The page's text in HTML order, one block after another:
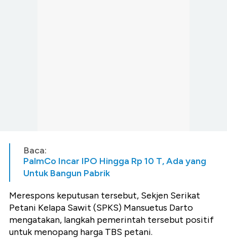
Baca:
PalmCo Incar IPO Hingga Rp 10 T, Ada yang
Untuk Bangun Pabrik
Merespons keputusan tersebut, Sekjen Serikat
Petani Kelapa Sawit (SPKS) Mansuetus Darto
mengatakan, langkah pemerintah tersebut positif
untuk menopang harga TBS petani.